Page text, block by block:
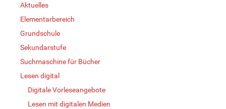
Aktuelles
Elementarbereich
Grundschule
Sekundarstufe
Suchmaschine für Bücher
Lesen digital
Digitale Vorleseangebote
Lesen mit digitalen Medien